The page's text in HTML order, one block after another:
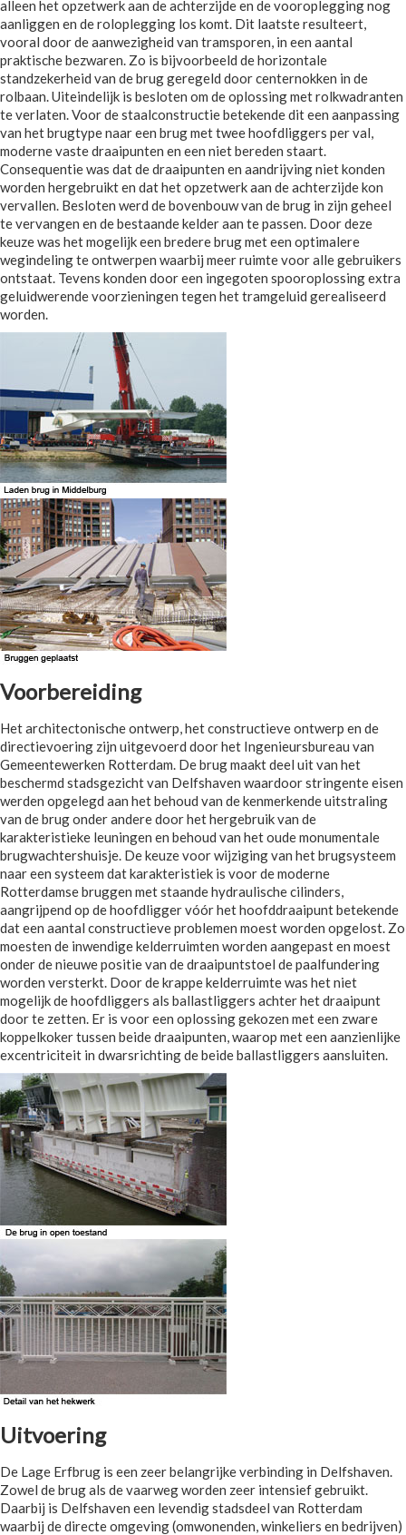
alleen het opzetwerk aan de achterzijde en de vooroplegging nog
aanliggen en de roloplegging los komt. Dit laatste resulteert,
vooral door de aanwezigheid van tramsporen, in een aantal
praktische bezwaren. Zo is bijvoorbeeld de horizontale
standzekerheid van de brug geregeld door centernokken in de
rolbaan. Uiteindelijk is besloten om de oplossing met rolkwadranten
te verlaten. Voor de staalconstructie betekende dit een aanpassing
van het brugtype naar een brug met twee hoofdliggers per val,
moderne vaste draaipunten en een niet bereden staart.
Consequentie was dat de draaipunten en aandrijving niet konden
worden hergebruikt en dat het opzetwerk aan de achterzijde kon
vervallen. Besloten werd de bovenbouw van de brug in zijn geheel
te vervangen en de bestaande kelder aan te passen. Door deze
keuze was het mogelijk een bredere brug met een optimalere
wegindeling te ontwerpen waarbij meer ruimte voor alle gebruikers
ontstaat. Tevens konden door een ingegoten spooroplossing extra
geluidwerende voorzieningen tegen het tramgeluid gerealiseerd
worden.
Voorbereiding
Het architectonische ontwerp, het constructieve ontwerp en de
directievoering zijn uitgevoerd door het Ingenieursbureau van
Gemeentewerken Rotterdam. De brug maakt deel uit van het
beschermd stadsgezicht van Delfshaven waardoor stringente eisen
werden opgelegd aan het behoud van de kenmerkende uitstraling
van de brug onder andere door het hergebruik van de
karakteristieke leuningen en behoud van het oude monumentale
brugwachtershuisje. De keuze voor wijziging van het brugsysteem
naar een systeem dat karakteristiek is voor de moderne
Rotterdamse bruggen met staande hydraulische cilinders,
aangrijpend op de hoofdligger vóór het hoofddraaipunt betekende
dat een aantal constructieve problemen moest worden opgelost. Zo
moesten de inwendige kelderruimten worden aangepast en moest
onder de nieuwe positie van de draaipuntstoel de paalfundering
worden versterkt. Door de krappe kelderruimte was het niet
mogelijk de hoofdliggers als ballastliggers achter het draaipunt
door te zetten. Er is voor een oplossing gekozen met een zware
koppelkoker tussen beide draaipunten, waarop met een aanzienlijke
excentriciteit in dwarsrichting de beide ballastliggers aansluiten.
Uitvoering
De Lage Erfbrug is een zeer belangrijke verbinding in Delfshaven.
Zowel de brug als de vaarweg worden zeer intensief gebruikt.
Daarbij is Delfshaven een levendig stadsdeel van Rotterdam
waarbij de directe omgeving (omwonenden, winkeliers en bedrijven)